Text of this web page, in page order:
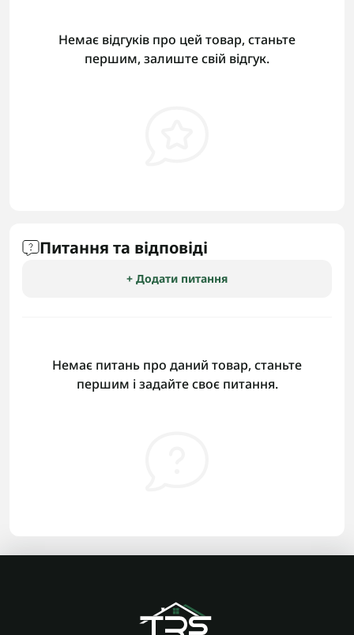
Немає відгуків про цей товар, станьте
першим, залиште свій відгук.
Питання та відповіді
+ Додати питання
Немає питань про даний товар, станьте
першим і задайте своє питання.